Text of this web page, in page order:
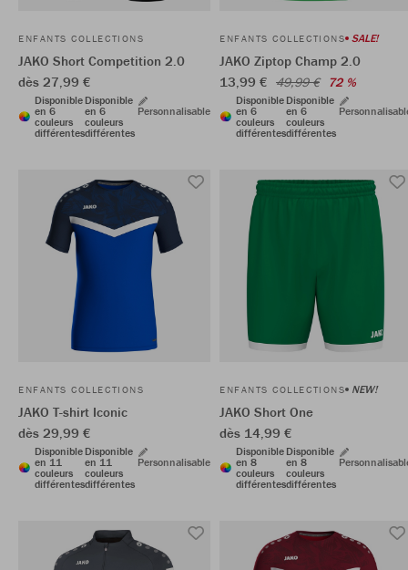
ENFANTS COLLECTIONS
JAKO Short Competition 2.0
dès 27,99 €
Disponible
en 6
couleurs
différentes
Disponible
en 6
couleurs
différentes
Personnalisable
ENFANTS COLLECTIONS SALE!
JAKO Ziptop Champ 2.0
13,99 € 49,99 € 72 %
Disponible
en 6
couleurs
différentes
Disponible
en 6
couleurs
différentes
ENFANTS COLLECTIONS
JAKO T-shirt Iconic
dès 29,99 €
Disponible
en 11
couleurs
différentes
Disponible
en 11
couleurs
différentes
Personnalisable
ENFANTS COLLECTIONS NEW!
JAKO Short One
dès 14,99 €
Disponible
en 8
couleurs
différentes
Disponible
en 8
couleurs
différentes